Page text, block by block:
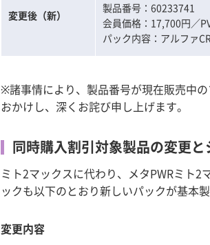
変更後（新）
製品番号：60233741
会員価格：17,700円／
パック内容：アルファ
※諸事情により、製品番号が現在販売中
おかけし、深くお詫び申し上げます。
同時購入割引対象製品の変更
ミト2マックスに代わり、メタPWRミト
ックも以下のとおり新しいパックが基本
変更内容